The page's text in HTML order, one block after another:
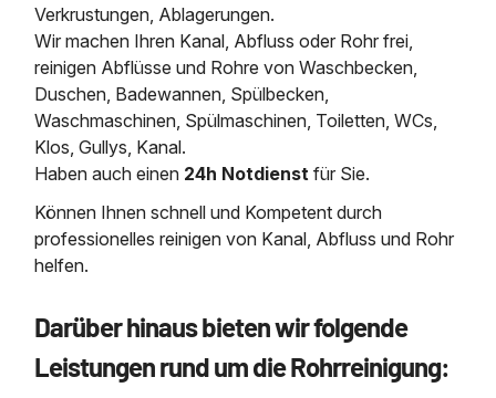
Verkrustungen, Ablagerungen.
Wir machen Ihren Kanal, Abfluss oder Rohr frei,
reinigen Abflüsse und Rohre von Waschbecken,
Duschen, Badewannen, Spülbecken,
Waschmaschinen, Spülmaschinen, Toiletten, WCs,
Klos, Gullys, Kanal.
Haben auch einen 24h Notdienst für Sie.
Können Ihnen schnell und Kompetent durch
professionelles reinigen von Kanal, Abfluss und Rohr
helfen.
Darüber hinaus bieten wir folgende
Leistungen rund um die Rohrreinigung: